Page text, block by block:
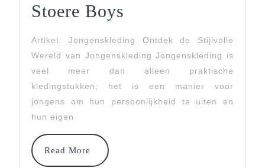
Stoere Boys
Stijlvolle
Looks
Voor
Artikel: Jongenskleding Ontdek de Stijlvolle
Wereld van Jongenskleding Jongenskleding is
veel meer dan alleen praktische
kledingstukken; het is een manier voor
jongens om hun persoonlijkheid te uiten en
hun eigen
Read More
Read
More